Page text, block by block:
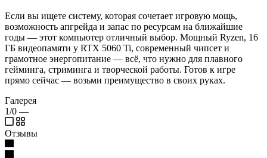
Если вы ищете систему, которая сочетает игровую мощь,
возможность апгрейда и запас по ресурсам на ближайшие
годы — этот компьютер отличный выбор. Мощный Ryzen, 16
ГБ видеопамяти у RTX 5060 Ti, современный чипсет и
грамотное энергопитание — всё, что нужно для плавного
гейминга, стриминга и творческой работы. Готов к игре
прямо сейчас — возьми преимущество в своих руках.
Галерея
1/0 —
Отзывы